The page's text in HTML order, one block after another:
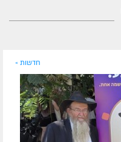
חדשות »